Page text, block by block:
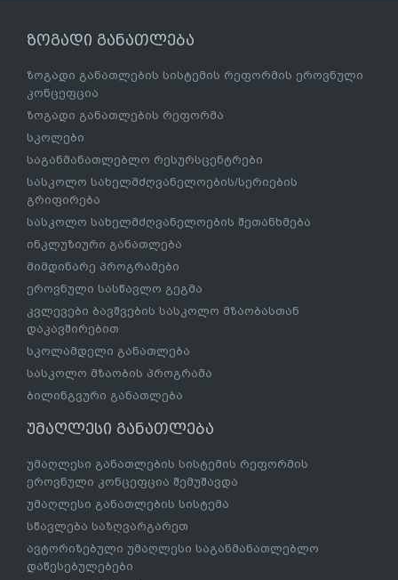
ზოგადი განათლება
ზოგადი განათლების სისტემის რეფორმის ეროვნული
კონცეფცია
ზოგადი განათლების რეფორმა
სკოლები
საგანმანათლებლო რესურსცენტრები
სასკოლო სახელმძღვანელოების/სერიების
გრიფირება
სასკოლო სახელმძღვანელოების შეთანხმება
ინკლუზიური განათლება
მიმდინარე პროგრამები
ეროვნული სასწავლო გეგმა
კვლევები ბავშვების სასკოლო მზაობასთან
დაკავშირებით
სკოლამდელი განათლება
სასკოლო მზაობის პროგრამა
ბილინგვური განათლება
უმაღლესი განათლება
უმაღლესი განათლების სისტემის რეფორმის
ეროვნული კონცეფცია შემუშავდა
უმაღლესი განათლების სისტემა
სწავლება საზღვარგარეთ
ავტორიზებული უმაღლესი საგანმანათლებლო
დაწესებულებები